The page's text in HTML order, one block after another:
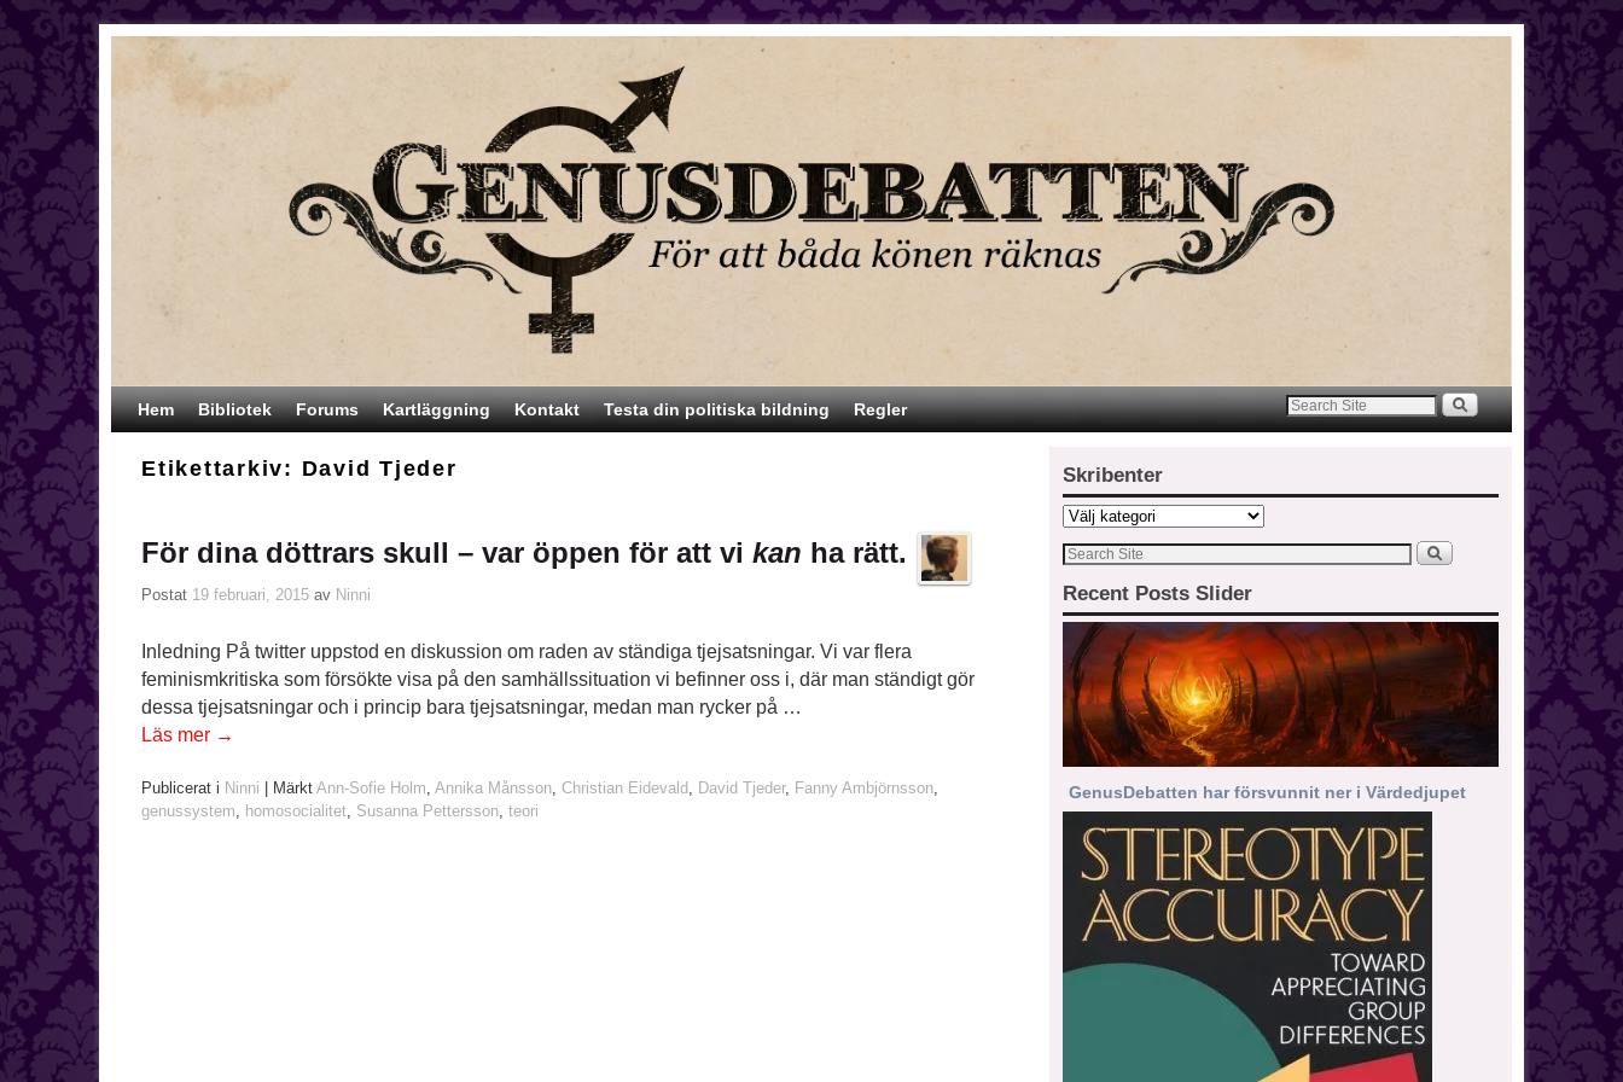
Hoppa till huvudinnehåll
Hoppa till sekundärt innehåll
Hem Bibliotek Forums Kartläggning Kontakt Testa din politiska bildning Regler
Etikettarkiv: David Tjeder
För dina döttrars skull – var öppen för att vi kan ha rätt.
Postat 19 februari, 2015 av Ninni
Inledning På twitter uppstod en diskussion om raden av ständiga tjejsatsningar. Vi var flera
feminismkritiska som försökte visa på den samhällssituation vi befinner oss i, där man ständigt gör
dessa tjejsatsningar och i princip bara tjejsatsningar, medan man rycker på …
Läs mer →
Publicerat i Ninni Märkt Ann-Sofie Holm, Annika Månsson, Christian Eidevald , David Tjeder, Fanny Ambjörnsson,
genussystem, homosocialitet, Susanna Pettersson, teori
Skribenter
Recent Posts Slider
GenusDebatten har försvunnit ner i Värdedjupet